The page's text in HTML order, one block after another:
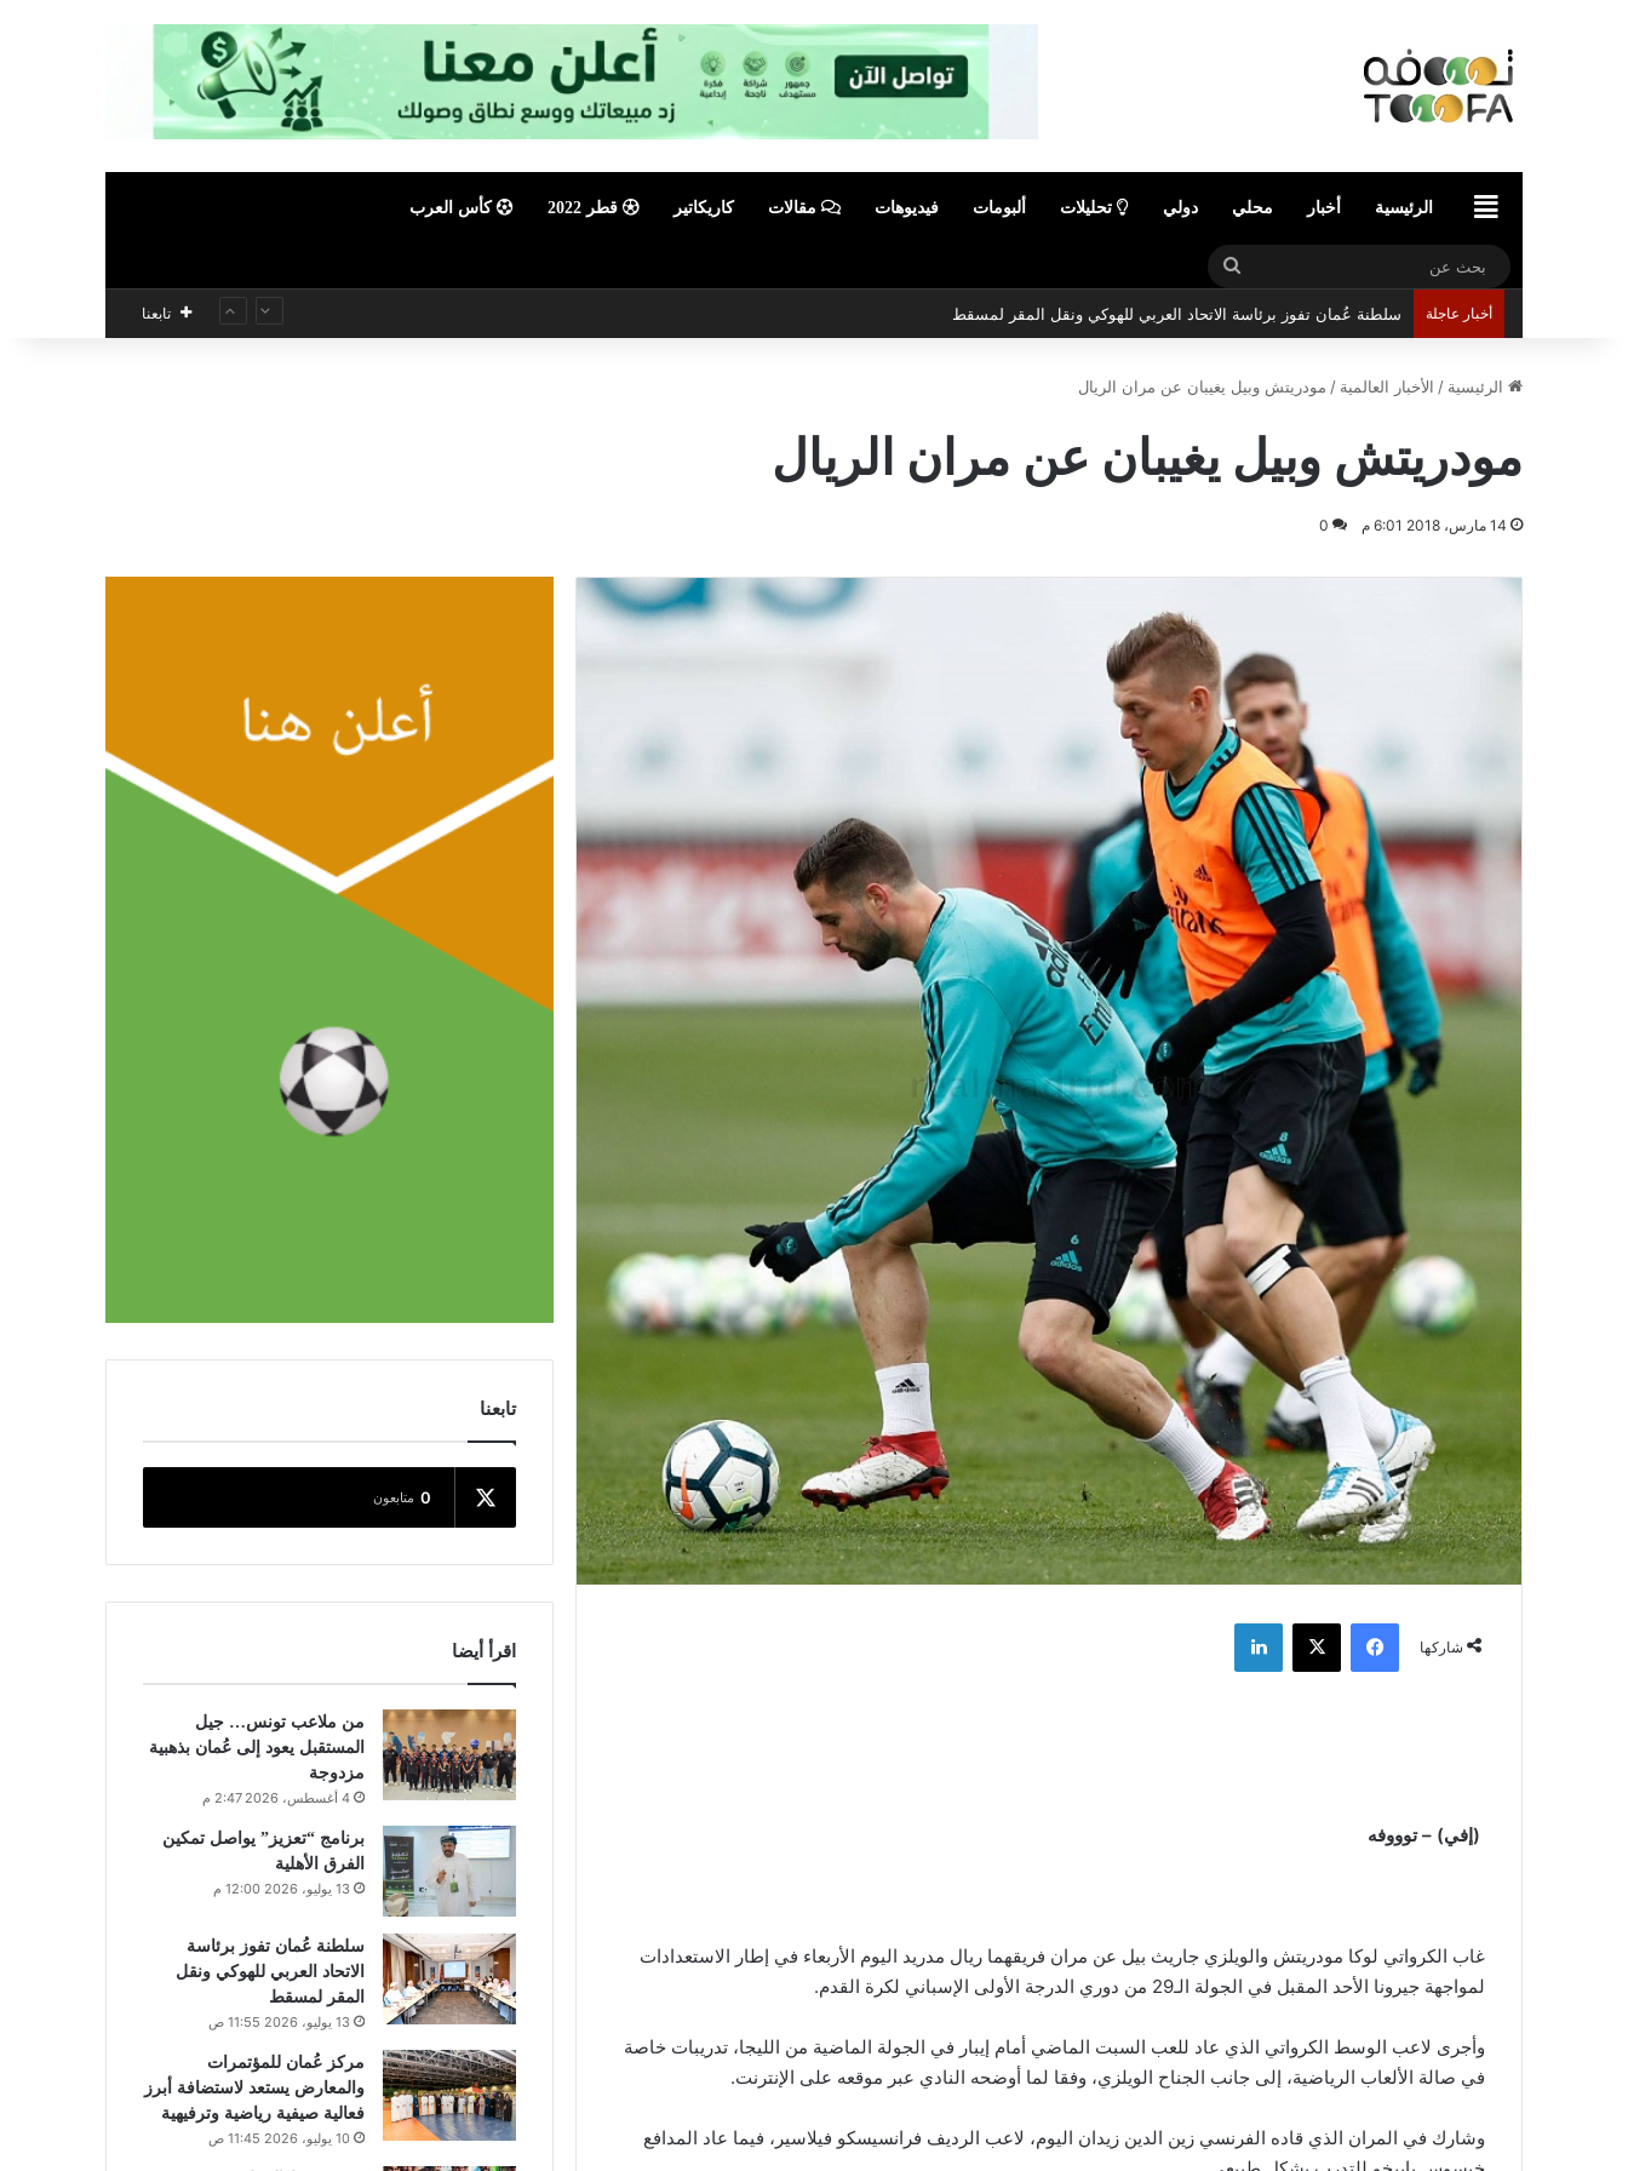
الرئيسيةالرئيسية أخبار محلي دولي تحليلات ألبومات فيديوهات مقالات كاريكاتير قطر 2022 كأس العرب
بحث
عن
أخبار عاجلة سلطنة عُمان تفوز برئاسة الاتحاد العربي للهوكي ونقل المقر لمسقط تابعنا
الرئيسية / الأخبار العالمية / مودريتش وبيل يغيبان عن مران الريال
مودريتش وبيل يغيبان عن مران الريال
14 مارس، 2018 6:01 م 0
شاركها
فيسبوك ‫X لينكدإن
(إفي) – توووفه
غاب الكرواتي لوكا مودريتش والويلزي جاريث بيل عن مران فريقهما ريال مدريد اليوم الأربعاء في إطار الاستعدادات
لمواجهة جيرونا الأحد المقبل في الجولة الـ29 من دوري الدرجة الأولى الإسباني لكرة القدم.
وأجرى لاعب الوسط الكرواتي الذي عاد للعب السبت الماضي أمام إيبار في الجولة الماضية من الليجا، تدريبات خاصة
في صالة الألعاب الرياضية، إلى جانب الجناح الويلزي، وفقا لما أوضحه النادي عبر موقعه على الإنترنت.
وشارك في المران الذي قاده الفرنسي زين الدين زيدان اليوم، لاعب الرديف فرانسيسكو فيلاسير، فيما عاد المدافع
تابعنا
0 متابعون
اقرأ أيضا
من ملاعب تونس… جيل
المستقبل يعود إلى عُمان بذهبية
مزدوجة
4 أغسطس، 2026 2:47 م
برنامج “تعزيز” يواصل تمكين
الفرق الأهلية
13 يوليو، 2026 12:00 م
سلطنة عُمان تفوز برئاسة
الاتحاد العربي للهوكي ونقل
المقر لمسقط
13 يوليو، 2026 11:55 ص
مركز عُمان للمؤتمرات
والمعارض يستعد لاستضافة أبرز
فعالية صيفية رياضية وترفيهية
10 يوليو، 2026 11:45 ص